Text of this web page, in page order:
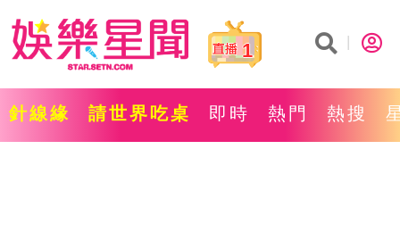
1
針線緣 請世界吃桌 即時 熱門 熱搜